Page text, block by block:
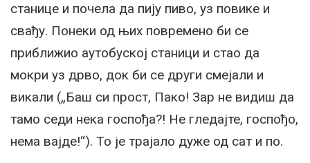
станице и почела да пију пиво, уз повике и
свађу. Понеки од њих повремено би се
приближио аутобуској станици и стао да
мокри уз дрво, док би се други смејали и
викали („Баш си прост, Пако! Зар не видиш да
тамо седи нека госпођа?! Не гледајте, госпођо,
нема вајде!“). То је трајало дуже од сат и по.